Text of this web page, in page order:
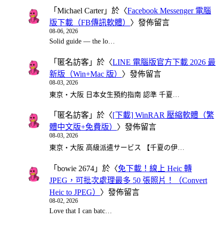
「 Michael Carter」於〈Facebook Messenger 電腦
版下載（FB傳訊軟體） 〉發佈留言
08-06, 2026
Solid guide — the lo…
「 匿名訪客 」於〈LINE 電腦版官方下載 2026 最
新版（Win+Mac 版） 〉發佈留言
08-03, 2026
東京・大阪 日本女生預約指南 認準 千夏…
「 匿名訪客 」於〈[下載] WinRAR 壓縮軟體（繁
體中文版+免費版） 〉發佈留言
08-03, 2026
東京・大阪 高級派遣サービス 【千夏の伊…
「 bowie 2674 」於〈免下載！線上 Heic 轉
JPEG，可批次處理最多 50 張照片！（Convert
Heic to JPEG） 〉發佈留言
08-02, 2026
Love that I can batc…